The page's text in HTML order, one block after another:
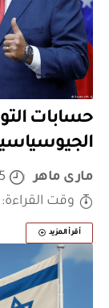
حسابات
مارى ماهر
وقت القراءة: 16 دقيقة
أقرأ المزيد